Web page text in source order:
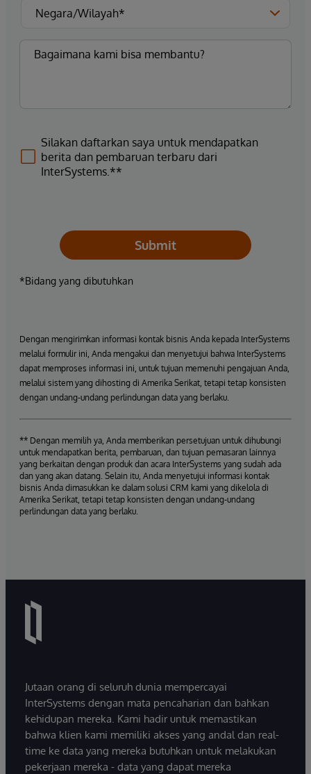
Silakan daftarkan saya untuk mendapatkan
berita dan pembaruan terbaru dari
InterSystems.**
Submit
*Bidang yang dibutuhkan
Dengan mengirimkan informasi kontak bisnis Anda kepada InterSystems
melalui formulir ini, Anda mengakui dan menyetujui bahwa InterSystems
dapat memproses informasi ini, untuk tujuan memenuhi pengajuan Anda,
melalui sistem yang dihosting di Amerika Serikat, tetapi tetap konsisten
dengan undang-undang perlindungan data yang berlaku.
** Dengan memilih ya, Anda memberikan persetujuan untuk dihubungi
untuk mendapatkan berita, pembaruan, dan tujuan pemasaran lainnya
yang berkaitan dengan produk dan acara InterSystems yang sudah ada
dan yang akan datang. Selain itu, Anda menyetujui informasi kontak
bisnis Anda dimasukkan ke dalam solusi CRM kami yang dikelola di
Amerika Serikat, tetapi tetap konsisten dengan undang-undang
perlindungan data yang berlaku.
Jutaan orang di seluruh dunia mempercayai
InterSystems dengan mata pencaharian dan bahkan
kehidupan mereka. Kami hadir untuk memastikan
bahwa klien kami memiliki akses yang andal dan real-
time ke data yang mereka butuhkan untuk melakukan
pekerjaan mereka - data yang dapat mereka